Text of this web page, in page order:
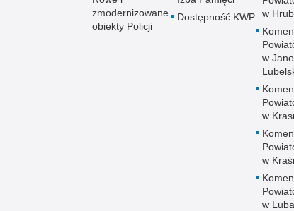
zmodernizowane
obiekty Policji
Dostępność KWP
w
w
w
w
w